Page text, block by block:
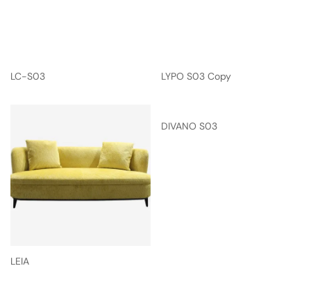
LC-S03 LYPO S03 Copy
LEIA
DIVANO S03